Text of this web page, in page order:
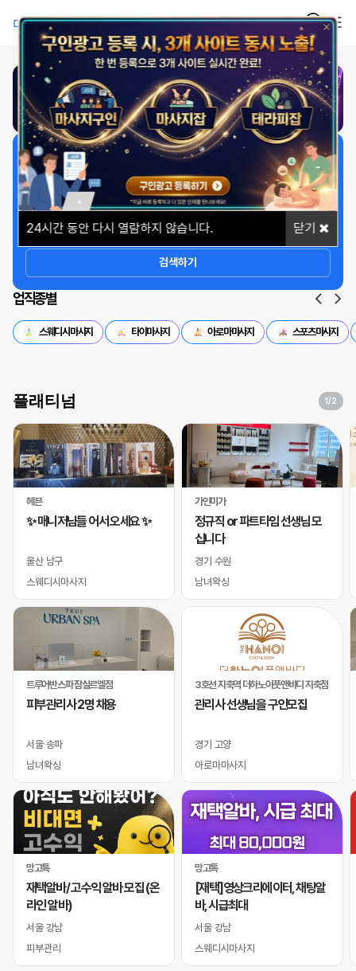
24시간 동안 다시 열람하지 않습니다. 닫기
1
일자리 빠르게 찾기
상세옵션
검색하기
업직종별
스웨디시마사지 타이마사지 아로마마사지 스포츠마사지
플래티넘 1/2
헤븐
✨ 매니저님들 어서 오세요 ✨
울산 남구
스웨디시마사지
트루어반스파 잠실르엘점
피부관리사 2명 채용
서울 송파
남녀왁싱
망고톡
재택알바/ 고수익 알바 모집 (온
라인 알바)
서울 강남
피부관리
가인미가
정규직 or 파트타임 선생님 모
십니다
경기 수원
남녀왁싱
3호선 지축역 더하노이풋앤바디 지축점
관리사 선생님을 구인모집
경기 고양
아로마마사지
망고톡
[재택]영상크리에이터, 채팅알
바, 시급최대
서울 강남
스웨디시마사지